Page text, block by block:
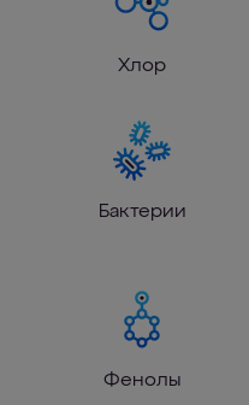
Хлор
Бактерии
Фенолы